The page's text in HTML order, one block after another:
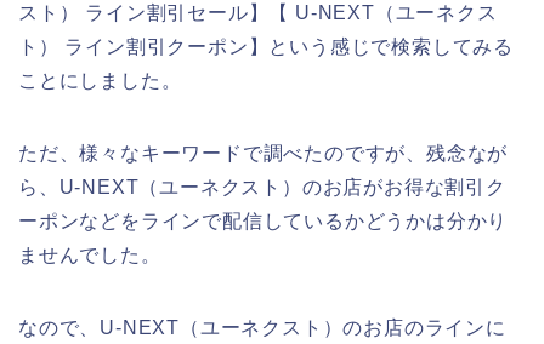
スト） ライン割引セール】【 U-NEXT（ユーネクス
ト） ライン割引クーポン】という感じで検索してみる
ことにしました。
ただ、様々なキーワードで調べたのですが、残念なが
ら、U-NEXT（ユーネクスト）のお店がお得な割引ク
ーポンなどをラインで配信しているかどうかは分かり
ませんでした。
なので、U-NEXT（ユーネクスト）のお店のラインに